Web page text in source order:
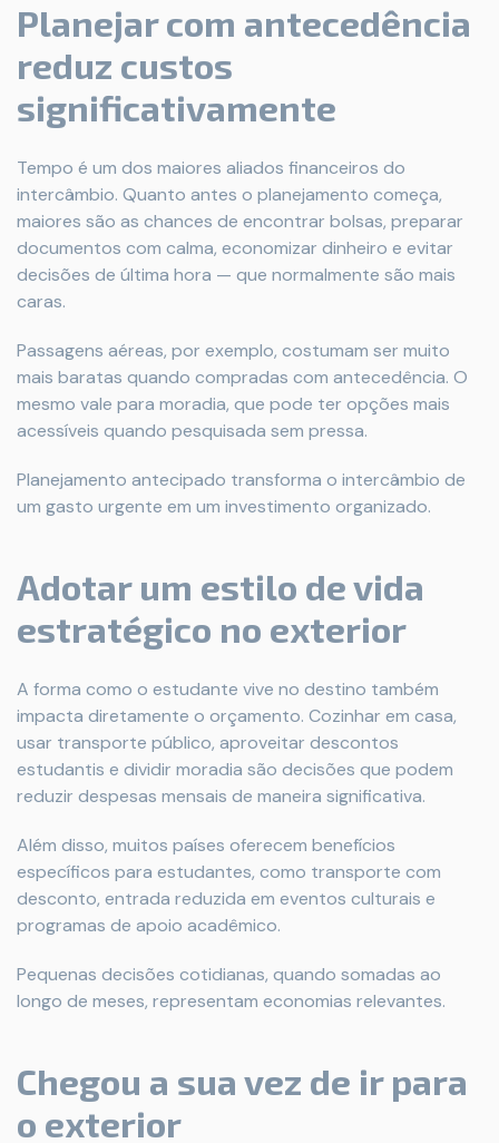
Planejar com antecedência
reduz custos
significativamente
Tempo é um dos maiores aliados financeiros do
intercâmbio. Quanto antes o planejamento começa,
maiores são as chances de encontrar bolsas, preparar
documentos com calma, economizar dinheiro e evitar
decisões de última hora — que normalmente são mais
caras.
Passagens aéreas, por exemplo, costumam ser muito
mais baratas quando compradas com antecedência. O
mesmo vale para moradia, que pode ter opções mais
acessíveis quando pesquisada sem pressa.
Planejamento antecipado transforma o intercâmbio de
um gasto urgente em um investimento organizado.
Adotar um estilo de vida
estratégico no exterior
A forma como o estudante vive no destino também
impacta diretamente o orçamento. Cozinhar em casa,
usar transporte público, aproveitar descontos
estudantis e dividir moradia são decisões que podem
reduzir despesas mensais de maneira significativa.
Além disso, muitos países oferecem benefícios
específicos para estudantes, como transporte com
desconto, entrada reduzida em eventos culturais e
programas de apoio acadêmico.
Pequenas decisões cotidianas, quando somadas ao
longo de meses, representam economias relevantes.
Chegou a sua vez de ir para
o exterior